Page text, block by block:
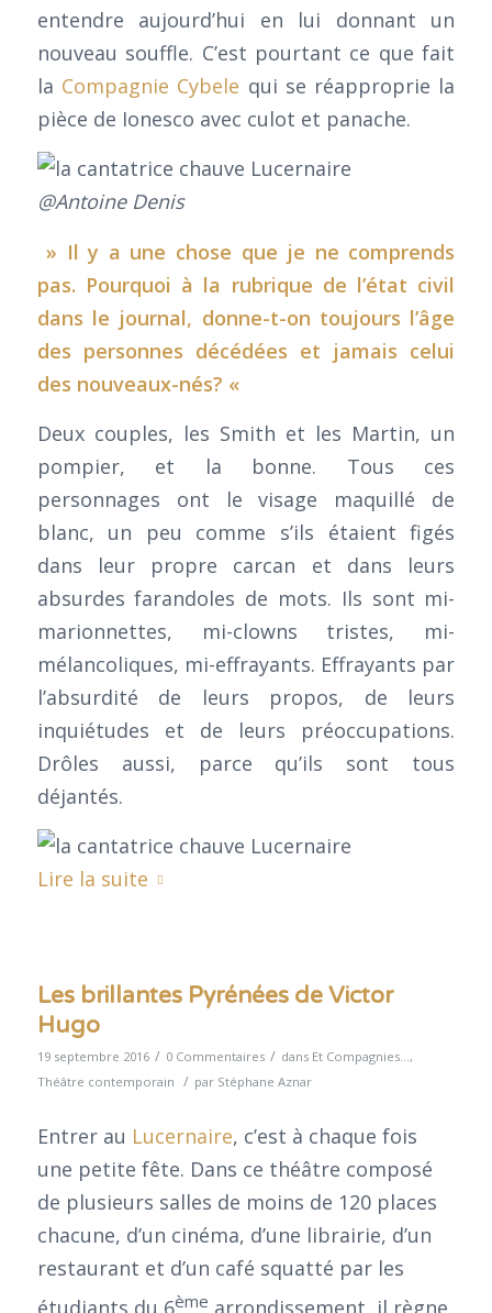
entendre aujourd’hui en lui donnant un
nouveau souffle. C’est pourtant ce que fait
la Compagnie Cybele qui se réapproprie la
pièce de Ionesco avec culot et panache.
@Antoine Denis
» Il y a une chose que je ne comprends
pas. Pourquoi à la rubrique de l’état civil
dans le journal, donne-t-on toujours l’âge
des personnes décédées et jamais celui
des nouveaux-nés? «
Deux couples, les Smith et les Martin, un
pompier, et la bonne. Tous ces
personnages ont le visage maquillé de
blanc, un peu comme s’ils étaient figés
dans leur propre carcan et dans leurs
absurdes farandoles de mots. Ils sont mi-
marionnettes, mi-clowns tristes, mi-
mélancoliques, mi-effrayants. Effrayants par
l’absurdité de leurs propos, de leurs
inquiétudes et de leurs préoccupations.
Drôles aussi, parce qu’ils sont tous
déjantés.
Lire la suite
Les brillantes Pyrénées de Victor
Hugo
19 septembre 2016 / 0 Commentaires / dans Et Compagnies... ,
Théâtre contemporain / par Stéphane Aznar
Entrer au Lucernaire, c’est à chaque fois
une petite fête. Dans ce théâtre composé
de plusieurs salles de moins de 120 places
chacune, d’un cinéma, d’une librairie, d’un
restaurant et d’un café squatté par les
étudiants du 6ème arrondissement, il règne